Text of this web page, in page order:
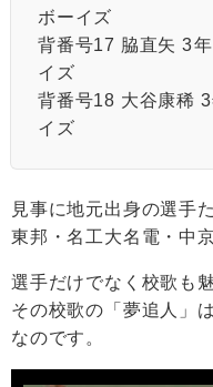
ボーイズ
背番号17 脇直矢 3
イズ
背番号18 大谷康稀
イズ
見事に地元出身の選手た
東邦・名工大名電・中
選手だけでなく校歌も
その校歌の「夢追人」
なのです。